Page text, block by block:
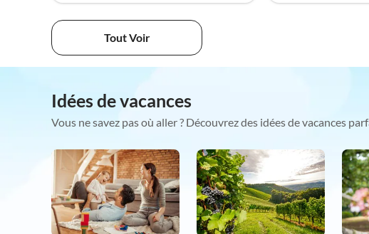
Tout Voir
Idées de vacances
Vous ne savez pas où aller ? Découvrez des idées de vacances